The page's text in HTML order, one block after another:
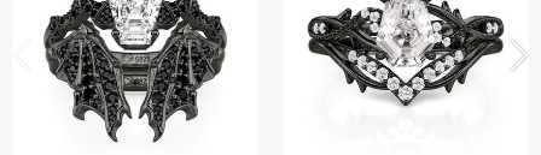
restituito.
30 giorni.